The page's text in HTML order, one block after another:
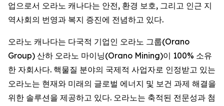
업으로서 오라노 캐나다는 안전, 환경 보호, 그리고 인근 지
역사회의 번영과 복지 증진에 전념하고 있다.
오라노 캐나다는 다국적 기업인 오라노 그룹(Orano
Group) 산하 오라노 마이닝(Orano Mining)이 100% 소유
한 자회사다. 핵물질 분야의 국제적 사업자로 인정받고 있는
오라노는 현재와 미래의 글로벌 에너지 및 보건 과제 해결을
위한 솔루션을 제공하고 있다. 오라노는 축적된 전문성과 첨